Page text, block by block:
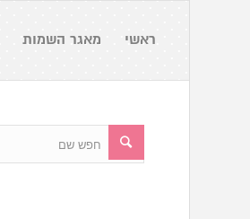
ראשי מאגר השמות